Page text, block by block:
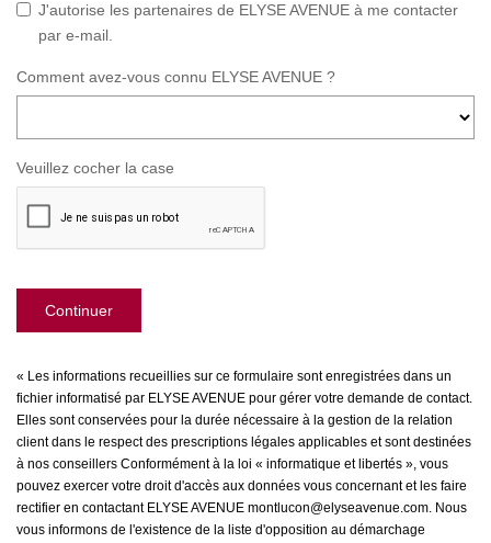
J'autorise les partenaires de ELYSE AVENUE à me contacter
par e-mail.
Comment avez-vous connu ELYSE AVENUE ?
Veuillez cocher la case
Continuer
« Les informations recueillies sur ce formulaire sont enregistrées dans un
fichier informatisé par ELYSE AVENUE pour gérer votre demande de contact.
Elles sont conservées pour la durée nécessaire à la gestion de la relation
client dans le respect des prescriptions légales applicables et sont destinées
à nos conseillers Conformément à la loi « informatique et libertés », vous
pouvez exercer votre droit d'accès aux données vous concernant et les faire
rectifier en contactant ELYSE AVENUE montlucon@elyseavenue.com. Nous
vous informons de l'existence de la liste d'opposition au démarchage